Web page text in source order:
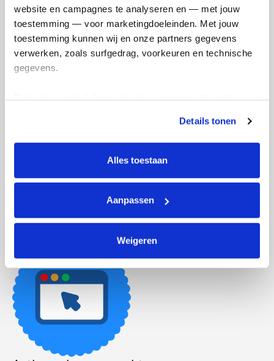
website en campagnes te analyseren en — met jouw
toestemming — voor marketingdoeleinden. Met jouw
toestemming kunnen wij en onze partners gegevens
verwerken, zoals surfgedrag, voorkeuren en technische
gegevens.
tonen. Je kunt je toestemming op elk moment wijzigen of
intrekken via Cookie instellingen onderaan de pagina. De
lijst met cookies is te vinden in het tabblad “details”.
Details tonen
Alles toestaan
Aanpassen
Weigeren
en betaal €0.75 extra.
Doneer nu
€1.000
Word lid van mijn team
Badges